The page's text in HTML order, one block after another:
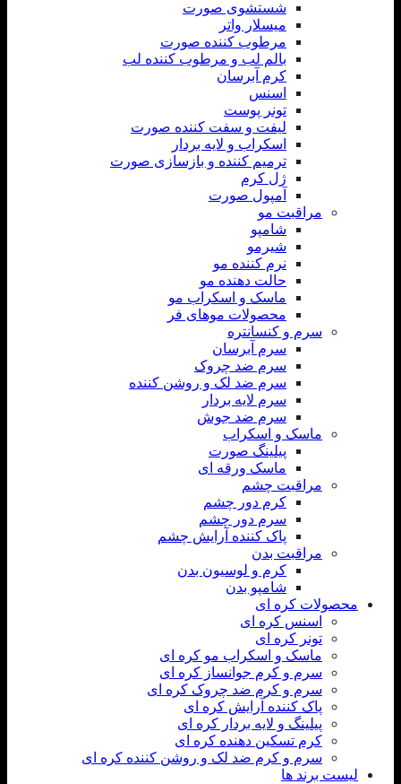
شستشوی صورت
میسلار واتر
مرطوب کننده صورت
بالم لب و مرطوب کننده لب
کرم آبرسان
اسنس
تونر پوست
لیفت و سفت کننده صورت
اسکراب و لایه بردار
ترمیم کننده و بازسازی صورت
ژل کرم
آمپول صورت
مراقبت مو
شامپو
شیرمو
نرم کننده مو
حالت دهنده مو
ماسک و اسکراب مو
محصولات موهای فر
سرم و کنسانتره
سرم آبرسان
سرم ضد چروک
سرم ضد لک و روشن کننده
سرم لایه بردار
سرم ضد جوش
ماسک و اسکراب
پیلینگ صورت
ماسک ورقه ای
مراقبت چشم
کرم دور چشم
سرم دور چشم
پاک کننده آرایش چشم
مراقبت بدن
کرم و لوسیون بدن
شامپو بدن
محصولات کره ای
اسنس کره ای
تونر کره ای
ماسک و اسکراب مو کره ای
سرم و کرم جوانساز کره ای
سرم و کرم ضد چروک کره ای
پاک کننده آرایش کره ای
پیلینگ و لایه بردار کره ای
کرم تسکین دهنده کره ای
سرم و کرم ضد لک و روشن کننده کره ای
لیست برند ها